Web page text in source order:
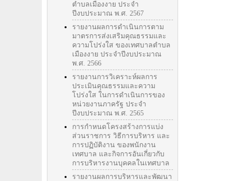
ตำบลเมืองงาย ประจำ
ปีงบประมาณ พ.ศ. 2567
รายงานผลการดำเนินการตาม
มาตรการส่งเสริมคุณธรรมและ
ความโปร่งใส ของเทศบาลตำบล
เมืองงาย ประจำปีงบประมาณ
พ.ศ. 2566
รายงานการวิเคราะห์ผลการ
ประเมินคุณธรรมและความ
โปร่งใส ในการดำเนินการของ
หน่วยงานภาครัฐ ประจำ
ปีงบประมาณ พ.ศ. 2565
การกำหนดโครงสร้างการแบ่ง
ส่วนราชการ วิธีการบริหาร และ
การปฏิบัติงาน ของพนักงาน
เทศบาล และกิจการอันเกี่ยวกับ
การบริหารงานบุคคลในเทศบาล
รายงานผลการบริหารและพัฒนา